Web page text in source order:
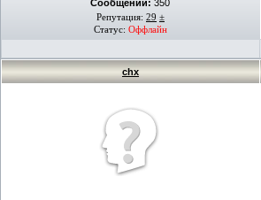
Сообщений: 350
Репутация: 29 ±
Статус: Оффлайн
chx